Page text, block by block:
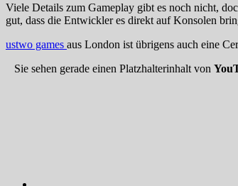
Viele Details zum Gameplay gibt es noch nicht,
gut, dass die Entwickler es direkt auf Konsolen
ustwo games aus London ist übrigens auch eine
Sie sehen gerade einen Platzhalterinhalt von